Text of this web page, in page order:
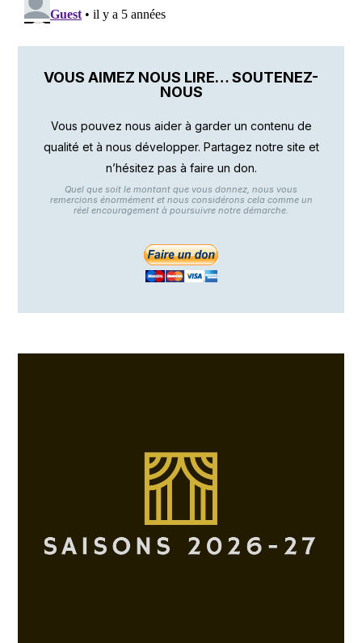
VOUS AIMEZ NOUS LIRE… SOUTENEZ-
NOUS
Vous pouvez nous aider à garder un contenu de
qualité et à nous développer. Partagez notre site et
n’hésitez pas à faire un don.
Quel que soit le montant que vous donnez, nous vous
remercions énormément et nous considérons cela comme un
réel encouragement à poursuivre notre démarche.